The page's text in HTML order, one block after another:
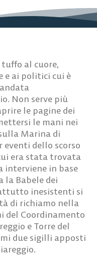
tuffo al cuore,
e ai politici cui è
Non serve più
le pagine dei
le mani nei
Marina di
eventi dello scorso
era stata trovata
interviene in base
la Babele dei
inesistenti si
di richiamo nella
del Coordinamento
e Torre del
due sigilli apposti